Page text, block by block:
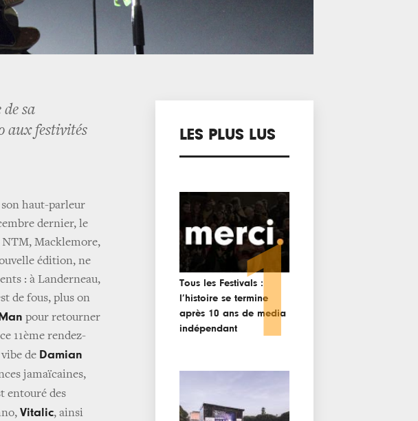
sa
aux festivités
son haut-parleur
dernier, le
NTM, Macklemore,
édition, ne
: à Landerneau,
de fous, plus on
pour retourner
11ème rendez-
de Damian
jamaïcaines,
entouré des
Vitalic, ainsi
LES PLUS LUS
Tous les Festivals :
l’histoire se termine
après 10 ans de media
indépendant1